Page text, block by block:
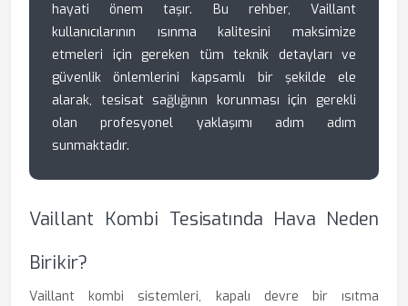
hayati önem taşır. Bu rehber, Vaillant
kullanıcılarının ısınma kalitesini maksimize
etmeleri için gereken tüm teknik detayları ve
güvenlik önlemlerini kapsamlı bir şekilde ele
alarak, tesisat sağlığının korunması için gerekli
olan profesyonel yaklaşımı adım adım
sunmaktadır.
Vaillant Kombi Tesisatında Hava Neden
Birikir?
Vaillant kombi sistemleri, kapalı devre bir ısıtma